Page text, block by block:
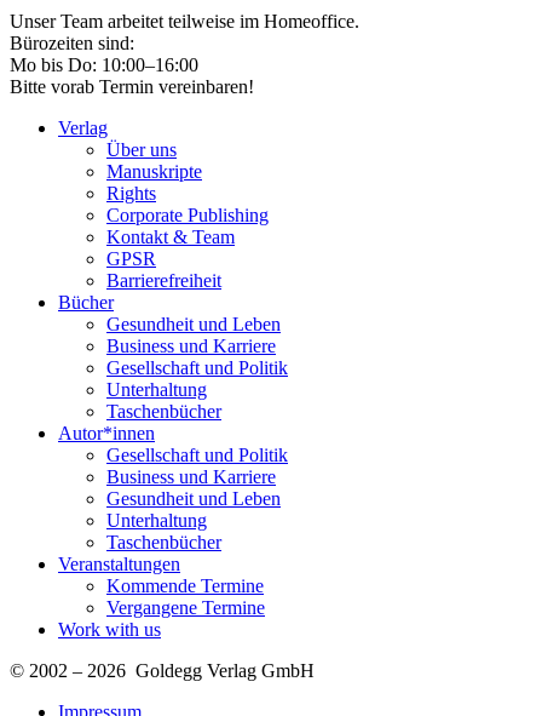
Unser Team arbeitet teilweise im Homeoffice.
Bürozeiten sind:
Mo bis Do: 10:00–16:00
Bitte vorab Termin vereinbaren!
Verlag
Über uns
Manuskripte
Rights
Corporate Publishing
Kontakt & Team
GPSR
Barrierefreiheit
Bücher
Gesundheit und Leben
Business und Karriere
Gesellschaft und Politik
Unterhaltung
Taschenbücher
Autor*innen
Gesellschaft und Politik
Business und Karriere
Gesundheit und Leben
Unterhaltung
Taschenbücher
Veranstaltungen
Kommende Termine
Vergangene Termine
Work with us
© 2002 – 2026 Goldegg Verlag GmbH